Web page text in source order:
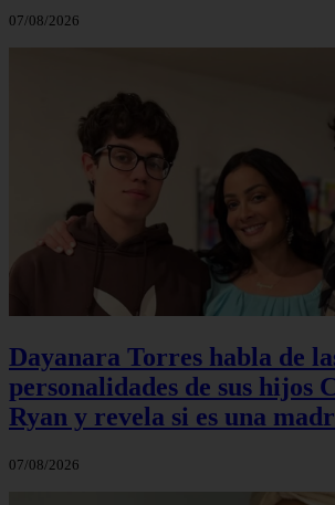
07/08/2026
Dayanara Torres habla de
personalidades de sus hijos
Ryan y revela si es una
07/08/2026